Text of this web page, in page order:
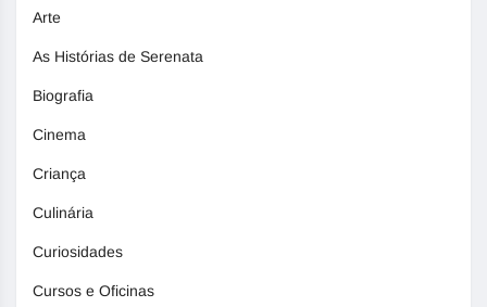
Arte
As Histórias de Serenata
Biografia
Cinema
Criança
Culinária
Curiosidades
Cursos e Oficinas